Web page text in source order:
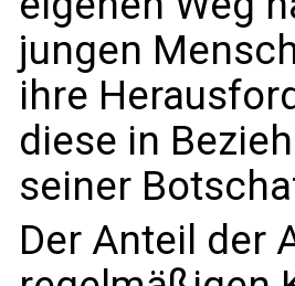
jungen
ihre
diese in
seiner
Der Anteil der